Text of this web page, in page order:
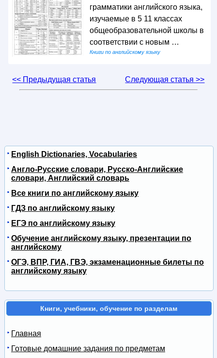
грамматики английского языка,
изучаемые в 5 11 классах
общеобразовательной школы в
соответствии с новым …
Книги по английскому языку
<< Предыдущая статья Следующая статья >>
English Dictionaries, Vocabularies
Англо-Русские словари, Русско-Английские
словари, Английский словарь
Все книги по английскому языку
ГДЗ по английскому языку
ЕГЭ по английскому языку
Обучение английскому языку, презентации по
английскому
ОГЭ, ВПР, ГИА, ГВЭ, экзаменационные билеты по
английскому языку
Книги, учебники, обучение по разделам
Главная
Готовые домашние задания по предметам